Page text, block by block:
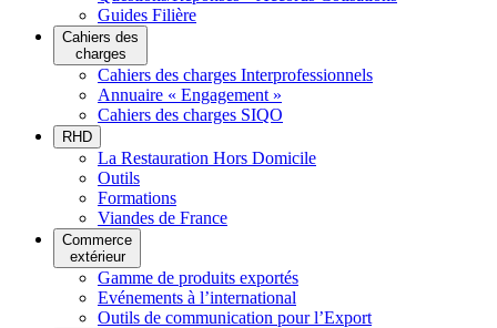
Guides Filière
Cahiers des
charges
Cahiers des charges Interprofessionnels
Annuaire « Engagement »
Cahiers des charges SIQO
RHD
La Restauration Hors Domicile
Outils
Formations
Viandes de France
Commerce
extérieur
Gamme de produits exportés
Evénements à l’international
Outils de communication pour l’Export